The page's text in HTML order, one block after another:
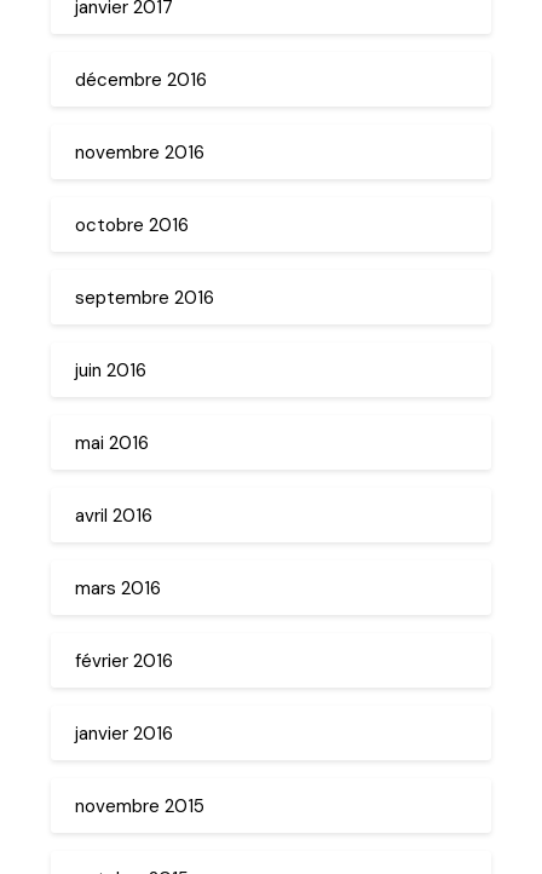
janvier 2017
décembre 2016
novembre 2016
octobre 2016
septembre 2016
juin 2016
mai 2016
avril 2016
mars 2016
février 2016
janvier 2016
novembre 2015